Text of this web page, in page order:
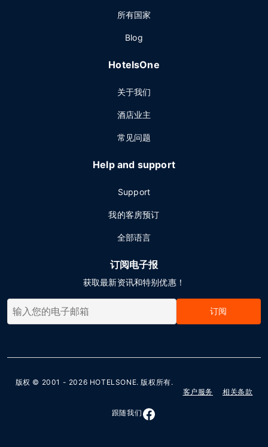
所有国家
Blog
HotelsOne
关于我们
酒店业主
常见问题
Help and support
Support
我的客房预订
全部语言
订阅电子报
获取最新资讯和特别优惠！
订阅
版权 © 2001 - 2026 HOTELSONE. 版权所有.
客户服务
相关条款
跟随我们